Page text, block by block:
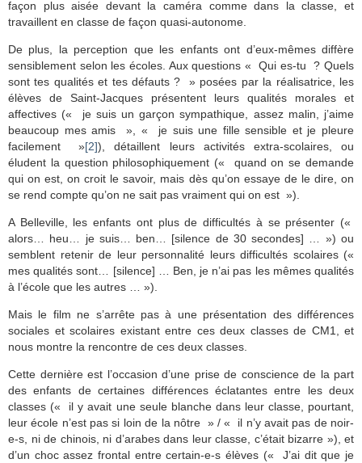
façon plus aisée devant la caméra comme dans la classe, et
travaillent en classe de façon quasi-autonome.
De plus, la perception que les enfants ont d’eux-mêmes diffère
sensiblement selon les écoles. Aux questions « Qui es-tu ? Quels
sont tes qualités et tes défauts ? » posées par la réalisatrice, les
élèves de Saint-Jacques présentent leurs qualités morales et
affectives (« je suis un garçon sympathique, assez malin, j’aime
beaucoup mes amis », « je suis une fille sensible et je pleure
facilement »[2]), détaillent leurs activités extra-scolaires, ou
éludent la question philosophiquement (« quand on se demande
qui on est, on croit le savoir, mais dès qu’on essaye de le dire, on
se rend compte qu’on ne sait pas vraiment qui on est »).
A Belleville, les enfants ont plus de difficultés à se présenter («
alors… heu… je suis… ben… [silence de 30 secondes] … ») ou
semblent retenir de leur personnalité leurs difficultés scolaires («
mes qualités sont… [silence] … Ben, je n’ai pas les mêmes qualités
à l’école que les autres … »).
Mais le film ne s’arrête pas à une présentation des différences
sociales et scolaires existant entre ces deux classes de CM1, et
nous montre la rencontre de ces deux classes.
Cette dernière est l’occasion d’une prise de conscience de la part
des enfants de certaines différences éclatantes entre les deux
classes (« il y avait une seule blanche dans leur classe, pourtant,
leur école n’est pas si loin de la nôtre » / « il n’y avait pas de noir-
e-s, ni de chinois, ni d’arabes dans leur classe, c’était bizarre »), et
d’un choc assez frontal entre certain-e-s élèves (« J’ai dit que je